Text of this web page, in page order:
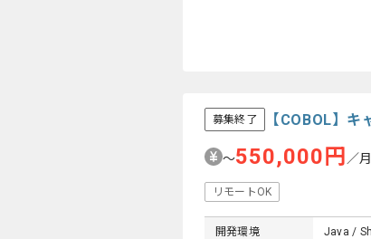
募集終了 【COBOL】
〜550,000円 ／月
リモートOK
開発環境 Java /